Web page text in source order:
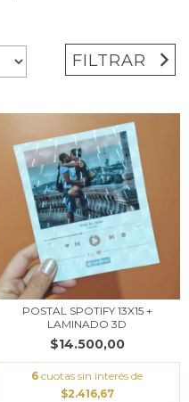
FILTRAR
POSTAL SPOTIFY 13X15 +
LAMINADO 3D
$14.500,00
6 cuotas sin interés de
$2.416,67